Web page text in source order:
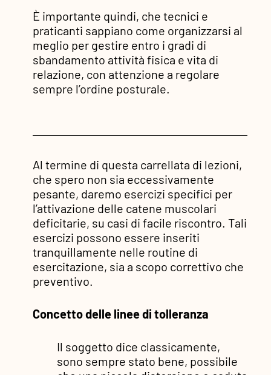
È importante quindi, che tecnici e
praticanti sappiano come organizzarsi al
meglio per gestire entro i gradi di
sbandamento attività fisica e vita di
relazione, con attenzione a regolare
sempre l’ordine posturale.
Al termine di questa carrellata di lezioni,
che spero non sia eccessivamente
pesante, daremo esercizi specifici per
l’attivazione delle catene muscolari
deficitarie, su casi di facile riscontro. Tali
esercizi possono essere inseriti
tranquillamente nelle routine di
esercitazione, sia a scopo correttivo che
preventivo.
Concetto delle linee di tolleranza
Il soggetto dice classicamente,
sono sempre stato bene, possibile